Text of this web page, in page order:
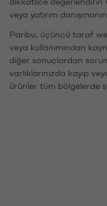
veya yatırım
Paribu, üçüncü taraf
veya kullanımından
diğer sonuçlardan
varlıklarınızda kayıp
ürünler tüm bölgelerde